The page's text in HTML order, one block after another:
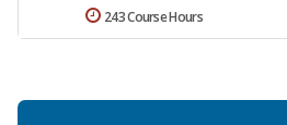
243 Course Hours